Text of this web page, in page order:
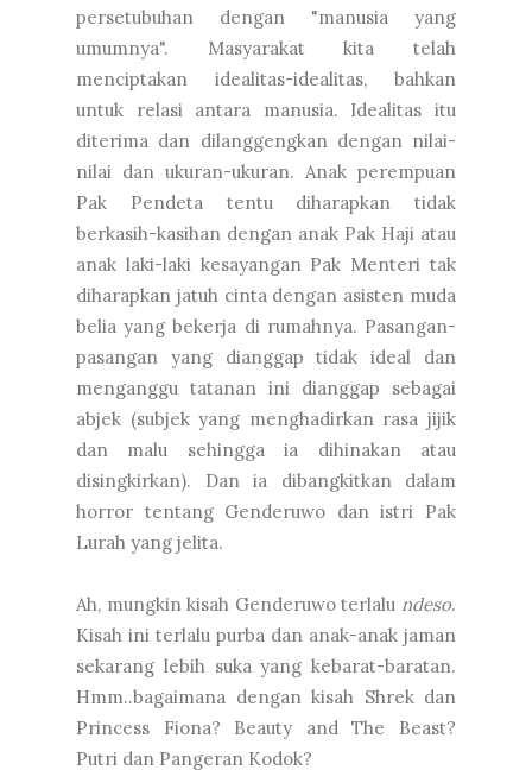
persetubuhan dengan "manusia yang
umumnya". Masyarakat kita telah
menciptakan idealitas-idealitas, bahkan
untuk relasi antara manusia. Idealitas itu
diterima dan dilanggengkan dengan nilai-
nilai dan ukuran-ukuran. Anak perempuan
Pak Pendeta tentu diharapkan tidak
berkasih-kasihan dengan anak Pak Haji atau
anak laki-laki kesayangan Pak Menteri tak
diharapkan jatuh cinta dengan asisten muda
belia yang bekerja di rumahnya. Pasangan-
pasangan yang dianggap tidak ideal dan
menganggu tatanan ini dianggap sebagai
abjek (subjek yang menghadirkan rasa jijik
dan malu sehingga ia dihinakan atau
disingkirkan). Dan ia dibangkitkan dalam
horror tentang Genderuwo dan istri Pak
Lurah yang jelita.
Ah, mungkin kisah Genderuwo terlalu ndeso.
Kisah ini terlalu purba dan anak-anak jaman
sekarang lebih suka yang kebarat-baratan.
Hmm..bagaimana dengan kisah Shrek dan
Princess Fiona? Beauty and The Beast?
Putri dan Pangeran Kodok?